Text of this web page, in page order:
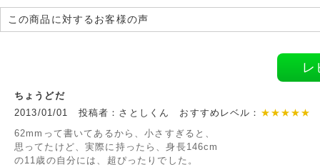
この商品に対するお客様の声
レ
ちょうどだ
2013/01/01 投稿者：さとしくん おすすめレベル： ★★★★★
62mmって書いてあるから、小さすぎると、
思ってたけど、実際に持ったら、身長146cm
の11歳の自分には、超ぴったりでした。